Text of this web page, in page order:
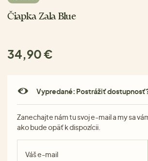
Čiapka Zala Blue
34,90 €
Vypredané: Postrážiť
Zanechajte nám tu svoj e-mail a my sa
ako bude opäť k dispozícii.